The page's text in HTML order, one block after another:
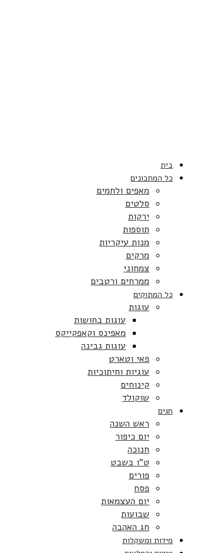
בית
כל המתכונים
מאפים ולחמים
סלטים
ירקות
תוספות
מנות עיקריות
מרקים
צמחוני
ממרחים ורטבים
כל המתוקים
עוגות
עוגות בחושות
מאפינס וקאפקייקס
עוגות גבינה
פאי וטארט
עוגיות וחיתוכיות
קינוחים
שוקולד
חגים
ראש השנה
יום כיפור
חנוכה
ט”ו בשבט
פורים
פסח
יום העצמאות
שבועות
חג האהבה
מידות ומשקלות